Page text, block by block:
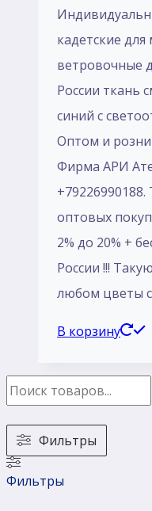
кадетские
ветровочные
России ткань
синий с
Оптом и
Фирма АРИ
оптовых
2% до 20% +
России !!!
любом цветы
В корзину
Фильтры
Фильтры